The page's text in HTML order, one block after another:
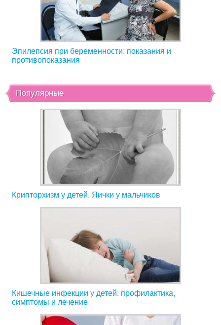
Эпилепсия при беременности: показания и
противопоказания
Популярные
Крипторхизм у детей. Яички у мальчиков
Кишечные инфекции у детей: профилактика,
симптомы и лечение